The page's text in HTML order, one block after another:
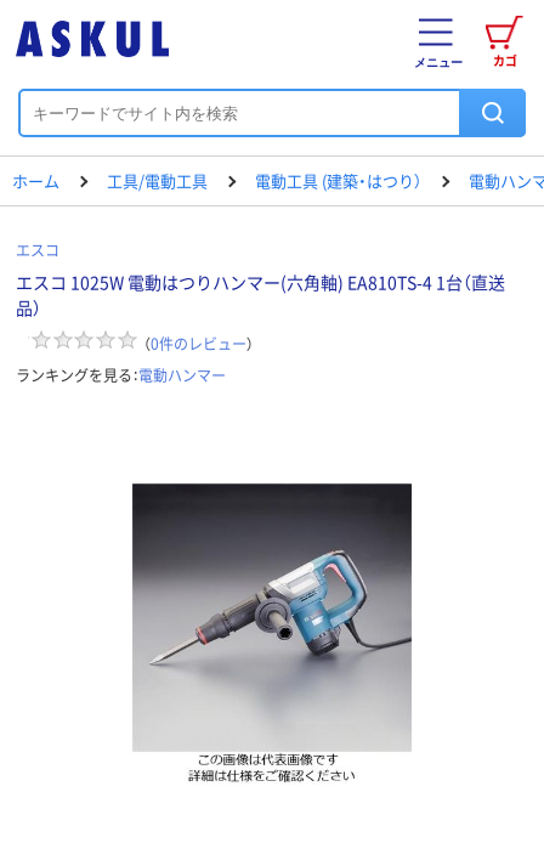
カゴ
メニュー
ホーム 工具/電動工具 電動工具 (建築・はつり） 電動ハン
エスコ
エスコ 1025W 電動はつりハンマー(六角軸) EA810TS-4 1台（直送
品）
（0件のレビュー）
ランキングを見る：電動ハンマー